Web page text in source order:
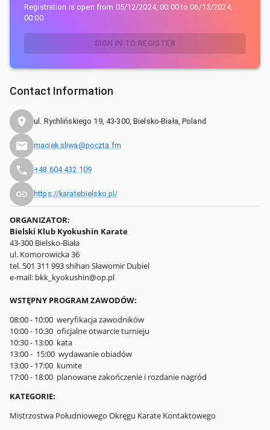
ORGANIZATOR:
Bielski Klub Kyokushin Karate
43-300 Bielsko-Biała
ul. Komorowicka 36
tel. 501 311 993 shihan Sławomir Dubiel
e-mail: bkk_kyokushin@op.pl
WSTĘPNY PROGRAM ZAWODÓW:
08:00 - 10:00 weryfikacja zawodników
10:00 - 10:30 oficjalne otwarcie turnieju
10:30 - 13:00 kata
13:00 - 15:00 wydawanie obiadów
13:00 - 17:00 kumite
17:00 - 18:00 planowane zakończenie i rozdanie nagród
KATEGORIE:
Mistrzostwa Południowego Okręgu Karate Kontaktowego
Registration is open from 05/12/2024, 00:00to 06/13/2024,
00:00
SIGN IN TO REGISTER
Contact Information
ul. Rychlińskiego 19, 43-300, Bielsko-Biała, Poland
maciek.sliwa@poczta.fm
+48 604 432 109
https://karatebielsko.pl/